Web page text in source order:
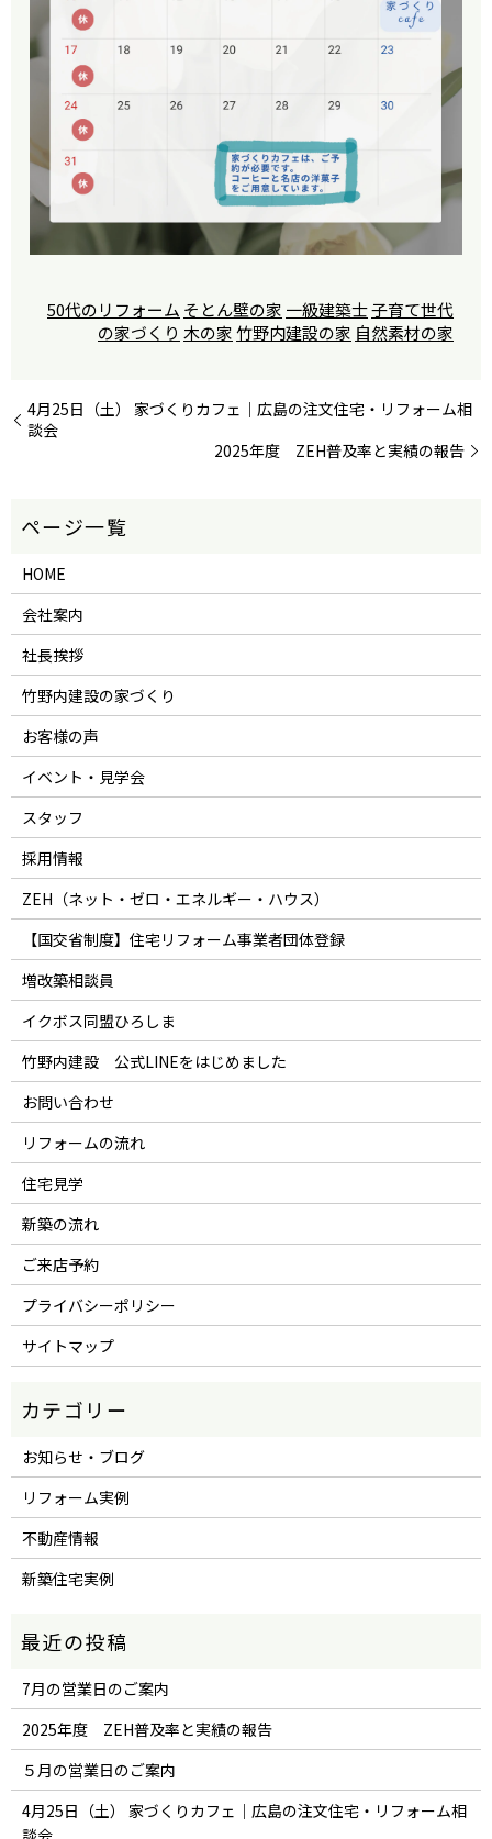
50代のリフォーム そとん壁の家 一級建築士子育て世代
の家づくり 木の家竹野内建設の家 自然素材の家
4月25日（土） 家づくりカフェ｜広島の注文住宅・リフォーム相
談会
2025年度 ZEH普及率と実績の報告
HOME
会社案内
社長挨拶
竹野内建設の家づくり
お客様の声
イベント・見学会
スタッフ
採用情報
ZEH（ネット・ゼロ・エネルギー・ハウス）
【国交省制度】住宅リフォーム事業者団体登録
増改築相談員
イクボス同盟ひろしま
竹野内建設 公式LINEをはじめました
お問い合わせ
リフォームの流れ
住宅見学
新築の流れ
ご来店予約
プライバシーポリシー
サイトマップ
お知らせ・ブログ
リフォーム実例
不動産情報
新築住宅実例
7月の営業日のご案内
2025年度 ZEH普及率と実績の報告
５月の営業日のご案内
4月25日（土） 家づくりカフェ｜広島の注文住宅・リフォーム相